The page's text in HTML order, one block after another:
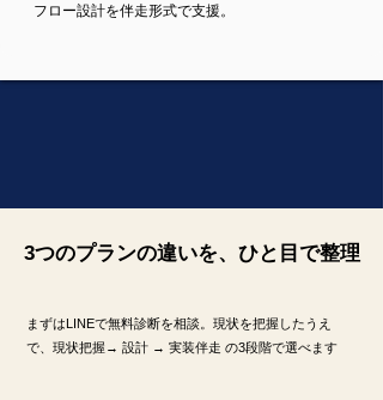
フロー設計を伴走形式で支援。
3つのプランの違いを、ひと目で整理
まずはLINEで無料診断を相談。現状を把握したうえ
で、現状把握→ 設計 → 実装伴走 の3段階で選べます